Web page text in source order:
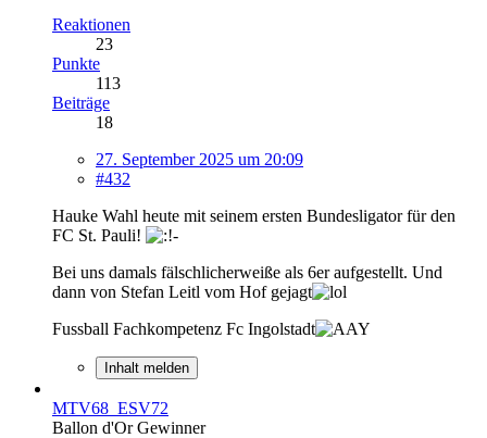
Reaktionen
23
Punkte
113
Beiträge
18
27. September 2025 um 20:09
#432
Hauke Wahl heute mit seinem ersten Bundesligator für den
FC St. Pauli!
Bei uns damals fälschlicherweiße als 6er aufgestellt. Und
dann von Stefan Leitl vom Hof gejagt
Fussball Fachkompetenz Fc Ingolstadt
Inhalt melden
MTV68_ESV72
Ballon d'Or Gewinner